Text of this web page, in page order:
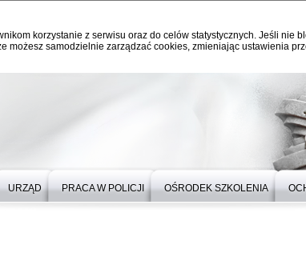
korzystanie z serwisu oraz do celów statystycznych. Jeśli nie
możesz samodzielnie zarządzać cookies, zmieniając ustawienia
URZĄD PRACA W POLICJI OŚRODEK SZKOLENIA